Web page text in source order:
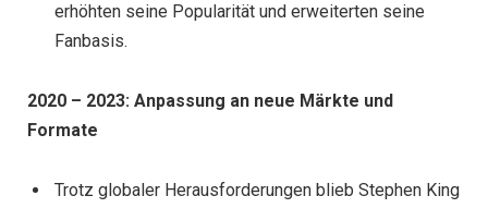
erhöhten seine Popularität und erweiterten seine
Fanbasis.
2020 – 2023: Anpassung an neue Märkte und
Formate
Trotz globaler Herausforderungen blieb Stephen King